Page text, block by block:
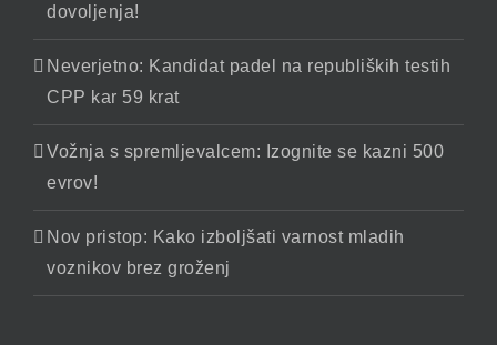
dovoljenja!
Neverjetno: Kandidat padel na republiških testih
CPP kar 59 krat
Vožnja s spremljevalcem: Izognite se kazni 500
evrov!
Nov pristop: Kako izboljšati varnost mladih
voznikov brez groženj